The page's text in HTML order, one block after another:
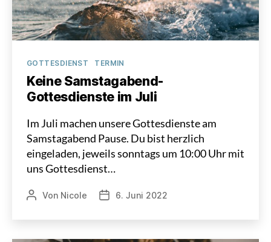
Kategorien
GOTTESDIENST TERMIN
Keine Samstagabend-
Gottesdienste im Juli
Im Juli machen unsere Gottesdienste am
Samstagabend Pause. Du bist herzlich
eingeladen, jeweils sonntags um 10:00 Uhr mit
uns Gottesdienst…
Beitragsautor
Von Nicole Veröffentlichungsdatum
6. Juni 2022